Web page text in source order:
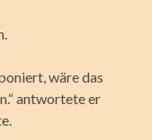
wäre das
antwortete er